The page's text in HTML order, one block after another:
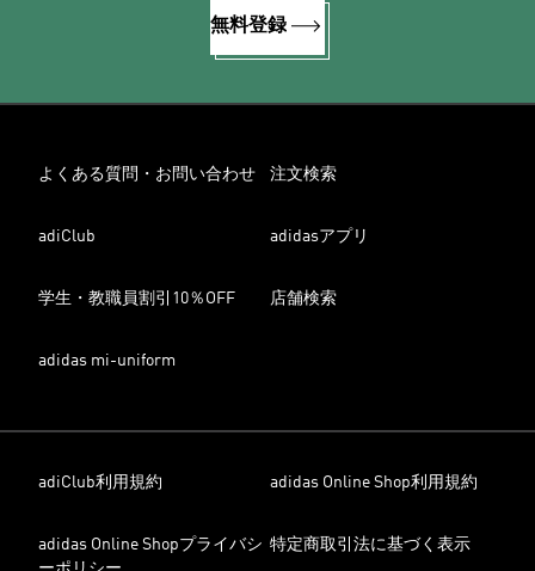
無料登録
よくある質問・お問い合わせ 注文検索
adiClub adidasアプリ
学生・教職員割引10％OFF 店舗検索
adidas mi-uniform
adiClub利用規約 adidas Online Shop利用規約
adidas Online Shopプライバシ 特定商取引法に基づく表示